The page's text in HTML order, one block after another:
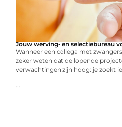
Jouw werving- en selectiebureau
Wanneer een collega met
zeker weten dat de lopende
verwachtingen zijn hoog: je zoekt
...